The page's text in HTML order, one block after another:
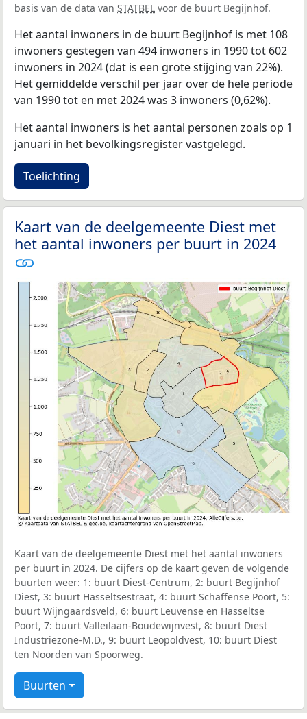
basis van de data van STATBEL voor de buurt Begijnhof.
Het aantal inwoners in de buurt Begijnhof is met 108
inwoners gestegen van 494 inwoners in 1990 tot 602
inwoners in 2024 (dat is een grote stijging van 22%).
Het gemiddelde verschil per jaar over de hele periode
van 1990 tot en met 2024 was 3 inwoners (0,62%).
Het aantal inwoners is het aantal personen zoals op 1
januari in het bevolkingsregister vastgelegd.
Toelichting
Kaart van de deelgemeente Diest met
het aantal inwoners per buurt in 2024
Kaart van de deelgemeente Diest met het aantal inwoners
per buurt in 2024. De cijfers op de kaart geven de volgende
buurten weer: 1: buurt Diest-Centrum, 2: buurt Begijnhof
Diest, 3: buurt Hasseltsestraat, 4: buurt Schaffense Poort, 5:
buurt Wijngaardsveld, 6: buurt Leuvense en Hasseltse
Poort, 7: buurt Valleilaan-Boudewijnvest, 8: buurt Diest
Industriezone-M.D., 9: buurt Leopoldvest, 10: buurt Diest
ten Noorden van Spoorweg.
Buurten